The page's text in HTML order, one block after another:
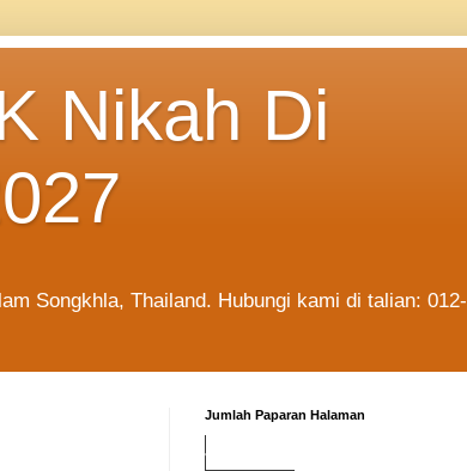
Nikah Di
Songkhla, Thailand. Hubungi kami di talian: 012-
Jumlah Paparan Halaman